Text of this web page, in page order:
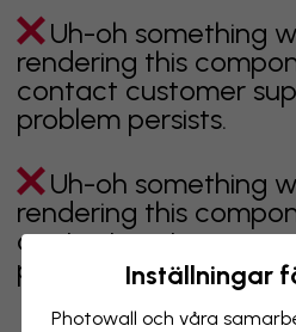
Uh-oh something
rendering this
contact customer
problem persists.
Uh-oh something
rendering this
contact customer
problem persists.
Inställningar
Photowall och våra